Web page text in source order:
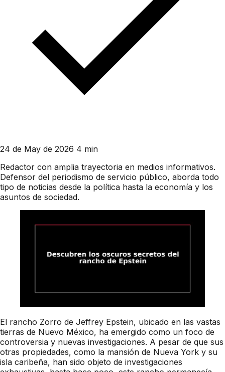
24 de May de 2026 4 min
Redactor con amplia trayectoria en medios informativos.
Defensor del periodismo de servicio público, aborda todo
tipo de noticias desde la política hasta la economía y los
asuntos de sociedad.
El rancho Zorro de Jeffrey Epstein, ubicado en las vastas
tierras de Nuevo México, ha emergido como un foco de
controversia y nuevas investigaciones. A pesar de que sus
otras propiedades, como la mansión de Nueva York y su
isla caribeña, han sido objeto de investigaciones